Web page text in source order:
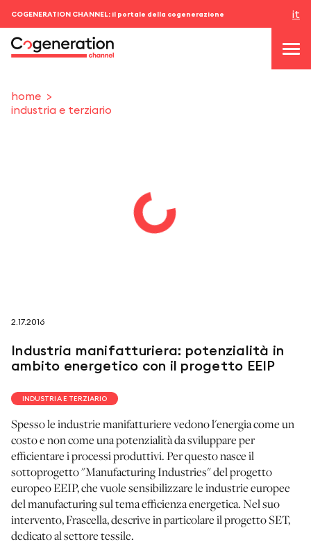
COGENERATION CHANNEL: il portale della cogenerazione it
seguici su
netzerotube
home
industria e terziario
2.17.2016
Industria manifatturiera: potenzialità in
ambito energetico con il progetto EEIP
INDUSTRIA E TERZIARIO
Spesso le industrie manifatturiere vedono l'energia come un
costo e non come una potenzialità da sviluppare per
efficientare i processi produttivi. Per questo nasce il
sottoprogetto "Manufacturing Industries" del progetto
europeo EEIP, che vuole sensibilizzare le industrie europee
del manufacturing sul tema efficienza energetica. Nel suo
intervento, Frascella, descrive in particolare il progetto SET,
dedicato al settore tessile.